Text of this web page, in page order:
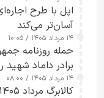
اپل با طرح
آسان‌تر می‌کند
۱۴ مرداد ۱۴۰۵ / ۱۰:۰۵
حمله روزنامه
برادر داماد شهید
۱۴ مرداد ۱۴۰۵ / ۰۸:۰۰